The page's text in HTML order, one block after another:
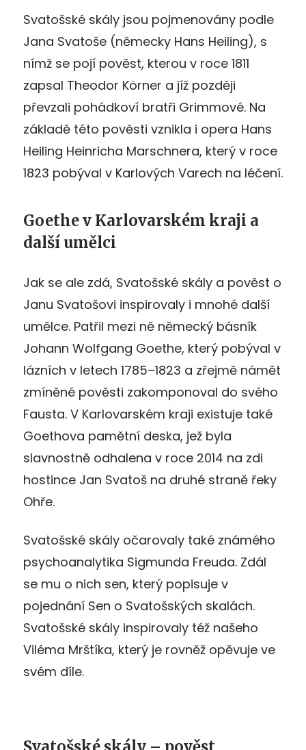
Svatošské skály jsou pojmenovány podle
Jana Svatoše (německy Hans Heiling), s
nímž se pojí pověst, kterou v roce 1811
zapsal Theodor Körner a jíž později
převzali pohádkoví bratři Grimmové. Na
základě této pověsti vznikla i opera Hans
Heiling Heinricha Marschnera, který v roce
1823 pobýval v Karlových Varech na léčení.
Goethe v Karlovarském kraji a
další umělci
Jak se ale zdá, Svatošské skály a pověst o
Janu Svatošovi inspirovaly i mnohé další
umělce. Patřil mezi ně německý básník
Johann Wolfgang Goethe, který pobýval v
lázních v letech 1785–1823 a zřejmě námět
zmíněné pověsti zakomponoval do svého
Fausta. V Karlovarském kraji existuje také
Goethova pamětní deska, jež byla
slavnostně odhalena v roce 2014 na zdi
hostince Jan Svatoš na druhé straně řeky
Ohře.
Svatošské skály očarovaly také známého
psychoanalytika Sigmunda Freuda. Zdál
se mu o nich sen, který popisuje v
pojednání Sen o Svatošských skalách.
Svatošské skály inspirovaly též našeho
Viléma Mrštíka, který je rovněž opěvuje ve
svém díle.